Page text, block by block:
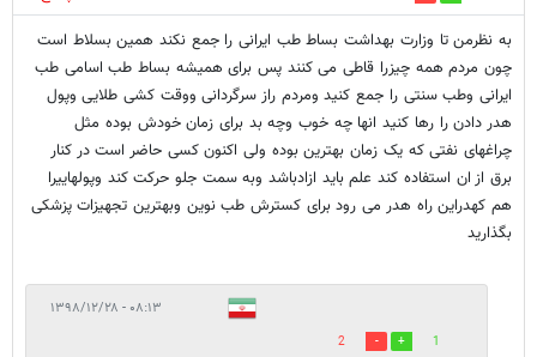
به نظرمن تا وزارت بهداشت بساط طب ایرانی را جمع نکند همین بسلاط است
چون مردم همه چیزرا قاطی می کنند پس برای همیشه بساط طب اسامی طب
ایرانی وطب سنتی را جمع کنید ومردم راز سرگردانی ووقت کشی طلایی وپول
هدر دادن را رها کنید انها چه خوب وچه بد برای زمان خودش بوده مثل
چراغهای نفتی که یک زمان بهترین بوده ولی اکنون کسی حاضر است در کنار
برق از ان استفاده کند علم باید ازادباشد وبه سمت جلو حرکت کند وپولهاییرا
هم کهدراین راه هدر می رود برای کسترش طب نوین وبهترین تجهیزات پزشکی
بگذارید
۰۸:۱۳ - ۱۳۹۸/۱۲/۲۸
1
2